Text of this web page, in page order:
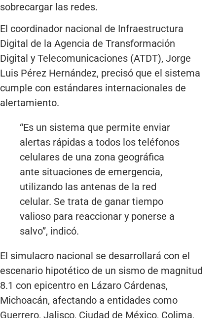
sobrecargar las redes.
El coordinador nacional de Infraestructura
Digital de la Agencia de Transformación
Digital y Telecomunicaciones (ATDT), Jorge
Luis Pérez Hernández, precisó que el sistema
cumple con estándares internacionales de
alertamiento.
“Es un sistema que permite enviar
alertas rápidas a todos los teléfonos
celulares de una zona geográfica
ante situaciones de emergencia,
utilizando las antenas de la red
celular. Se trata de ganar tiempo
valioso para reaccionar y ponerse a
salvo”, indicó.
El simulacro nacional se desarrollará con el
escenario hipotético de un sismo de magnitud
8.1 con epicentro en Lázaro Cárdenas,
Michoacán, afectando a entidades como
Guerrero, Jalisco, Ciudad de México, Colima,